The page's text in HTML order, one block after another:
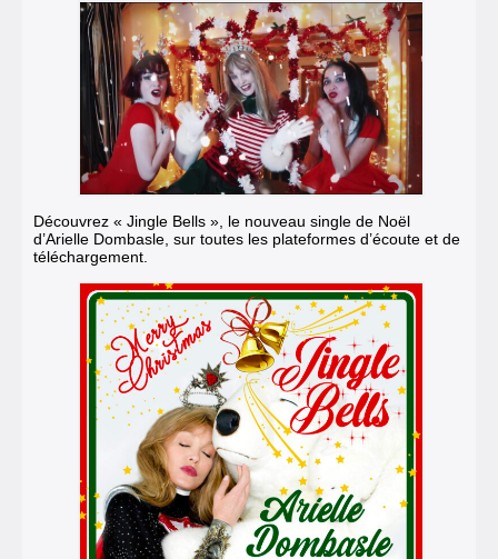
Découvrez « Jingle Bells », le nouveau single de Noël
d’Arielle Dombasle, sur toutes les plateformes d’écoute et de
téléchargement.